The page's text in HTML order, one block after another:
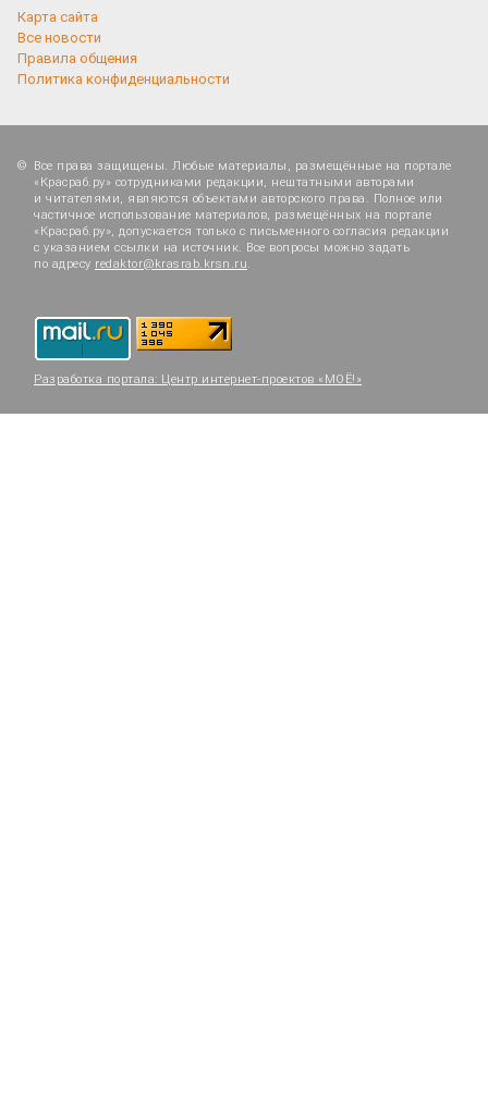
Карта сайта
Все новости
Правила общения
Политика конфиденциальности
Все права защищены. Любые материалы, размещённые на портале
«Красраб.ру» сотрудниками редакции, нештатными авторами
и читателями, являются объектами авторского права. Полное или
частичное использование материалов, размещённых на портале
«Красраб.ру», допускается только с письменного согласия редакции
с указанием ссылки на источник. Все вопросы можно задать
по адресу redaktor@krasrab.krsn.ru.
Разработка портала: Центр интернет-проектов «МОЁ!»